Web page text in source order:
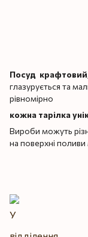
Посуд
глазурується та
рівномірно
кожна тарілка
Вироби можуть
на поверхні